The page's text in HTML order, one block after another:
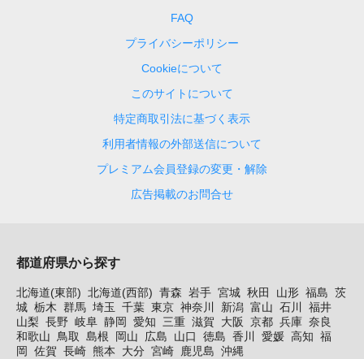
FAQ
プライバシーポリシー
Cookieについて
このサイトについて
特定商取引法に基づく表示
利用者情報の外部送信について
プレミアム会員登録の変更・解除
広告掲載のお問合せ
都道府県から探す
北海道(東部) 北海道(西部) 青森 岩手 宮城 秋田 山形 福島 茨
城 栃木 群馬 埼玉 千葉 東京 神奈川 新潟 富山 石川
福井
山梨 長野 岐阜 静岡 愛知 三重 滋賀 大阪 京都 兵庫 奈良
和歌山 鳥取 島根 岡山 広島 山口 徳島 香川 愛媛 高知 福
岡
佐賀 長崎 熊本 大分 宮崎 鹿児島 沖縄